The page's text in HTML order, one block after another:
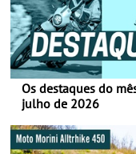
Os destaques do
julho de 2026